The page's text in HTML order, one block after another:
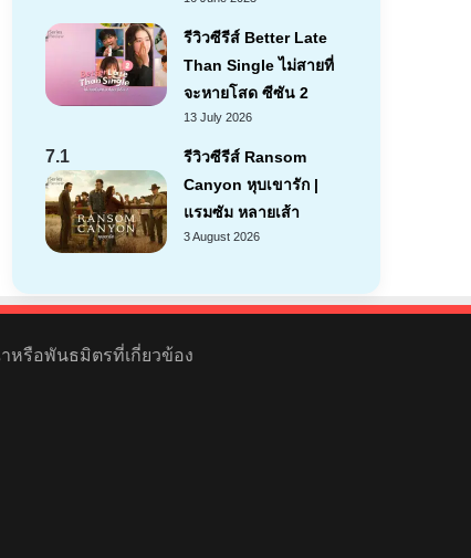
รีวิวซีรีส์ Better Late
Than Single ไม่สายที่
จะหายโสด ซีซัน 2
13 July 2026
7.1
รีวิวซีรีส์ Ransom
Canyon หุบเขารัก |
แรมซัม หลายเส้า
3 August 2026
หรือพันธมิตรที่เกี่ยวข้อง